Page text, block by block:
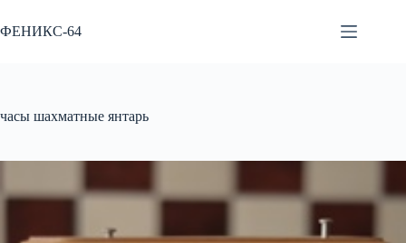
к
сути
ФЕНИКС-64
часы шахматные янтарь